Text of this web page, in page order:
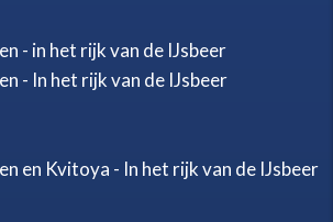
- in het rijk van de IJsbeer
- In het rijk van de IJsbeer
en Kvitoya - In het rijk van de IJsbeer